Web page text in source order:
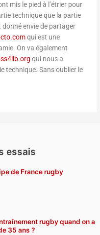
mis le pied à l’étrier pour
technique que la partie
donné envie de partager
qui est une
On va également
qui nous a
technique. Sans oublier le
essais
de France rugby
rugby quand on a
35 ans ?